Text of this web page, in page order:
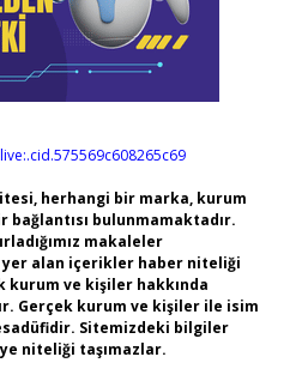
herhangi bir marka, kurum
bağlantısı bulunmamaktadır.
makaleler
yer alan içerikler haber niteliği
kurum ve kişiler hakkında
Gerçek kurum ve kişiler ile isim
Sitemizdeki bilgiler
niteliği taşımazlar.